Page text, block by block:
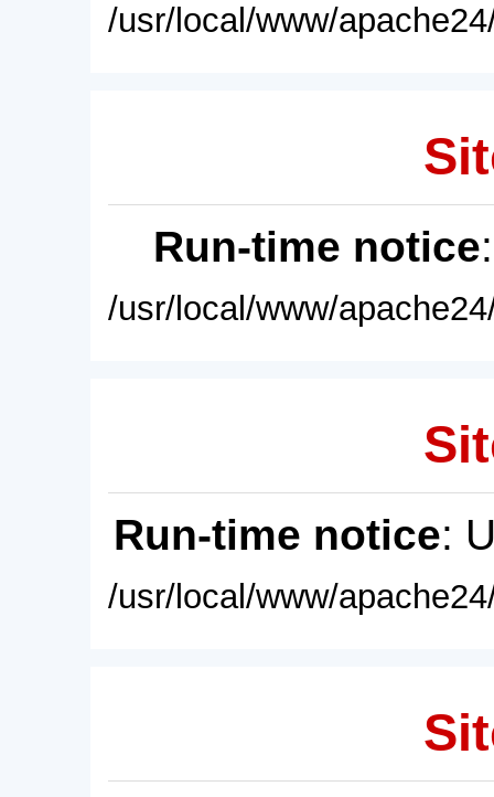
/usr/local/www/
Run-time notice
/usr/local/www/
Run-time notice:
/usr/local/www/